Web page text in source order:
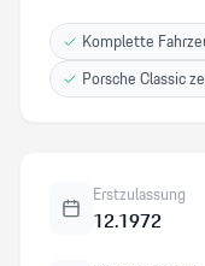
Komplette
Porsche Classic
Erstzulassung
12.1972